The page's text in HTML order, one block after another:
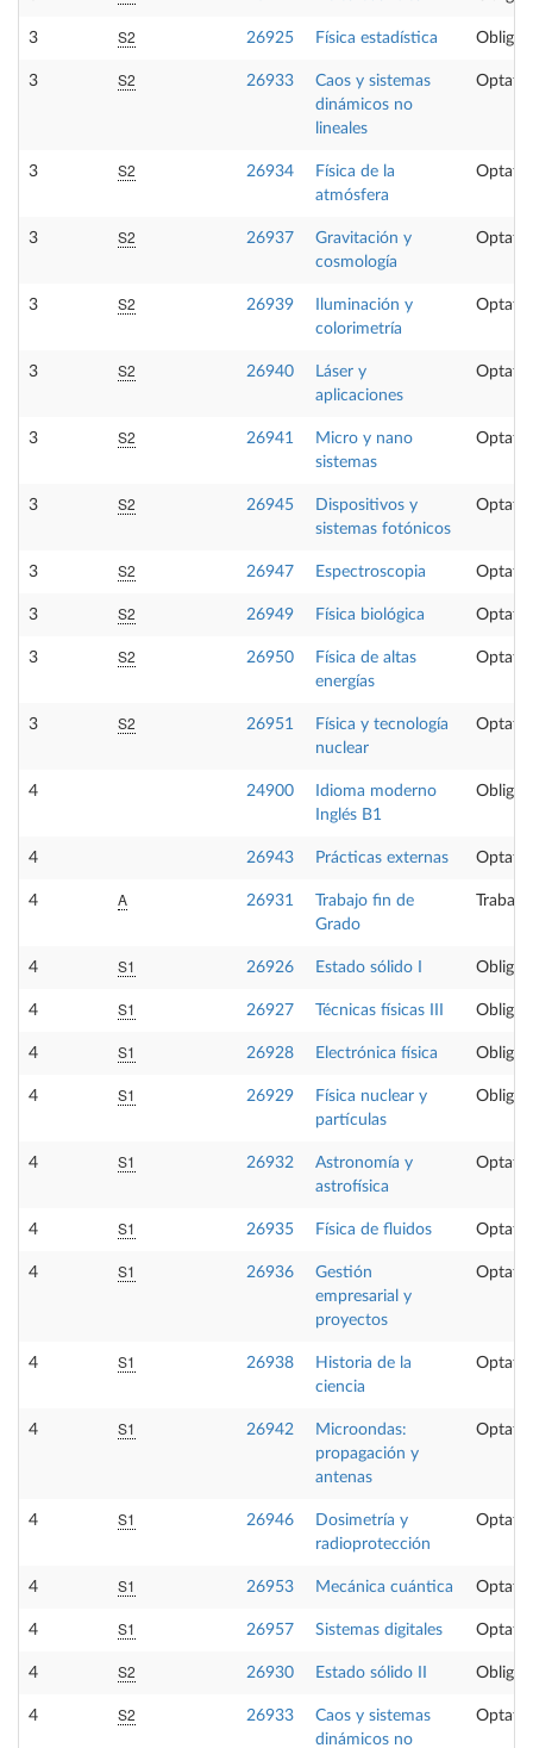
3 S2 26925 Física estadística
3 S2 26933
Caos y sistemas
dinámicos no
lineales
3 S2 26934
Física de la
atmósfera
3 S2 26937
Gravitación y
cosmología
3 S2 26939
Iluminación y
colorimetría
3 S2 26940
Láser y
aplicaciones
3 S2 26941
Micro y nano
sistemas
3 S2 26945
Dispositivos y
sistemas fotónicos
3 S2 26947 Espectroscopia
3 S2 26949 Física biológica
3 S2 26950
Física de altas
energías
3 S2 26951
Física y tecnología
nuclear
4 24900
Idioma moderno
Inglés B1
4 26943 Prácticas externas
4 A 26931
Trabajo fin de
Grado
4 S1 26926 Estado sólido I
4 S1 26927 Técnicas físicas III
4 S1 26928 Electrónica física
4 S1 26929
Física nuclear y
partículas
4 S1 26932
Astronomía y
astrofísica
4 S1 26935 Física de fluidos
4 S1 26936
Gestión
empresarial y
proyectos
4 S1 26938
Historia de la
ciencia
4 S1 26942
Microondas:
propagación y
antenas
4 S1 26946
Dosimetría y
radioprotección
4 S1 26953 Mecánica cuántica
4 S1 26957 Sistemas digitales
4 S2 26930 Estado sólido II
4 S2 26933
Caos y sistemas
dinámicos no